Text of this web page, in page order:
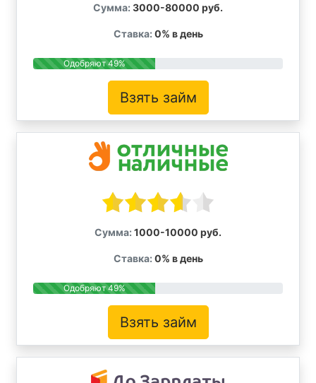
Сумма: 3000-80000 руб.
Ставка: 0% в день
Одобряют 49%
Взять займ
Сумма: 1000-10000 руб.
Ставка: 0% в день
Одобряют 49%
Взять займ